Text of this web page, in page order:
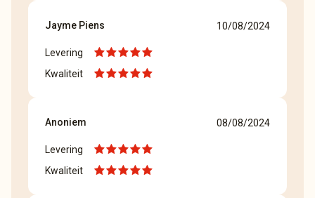
Jayme Piens 10/08/2024
Levering
Kwaliteit
Anoniem 08/08/2024
Levering
Kwaliteit